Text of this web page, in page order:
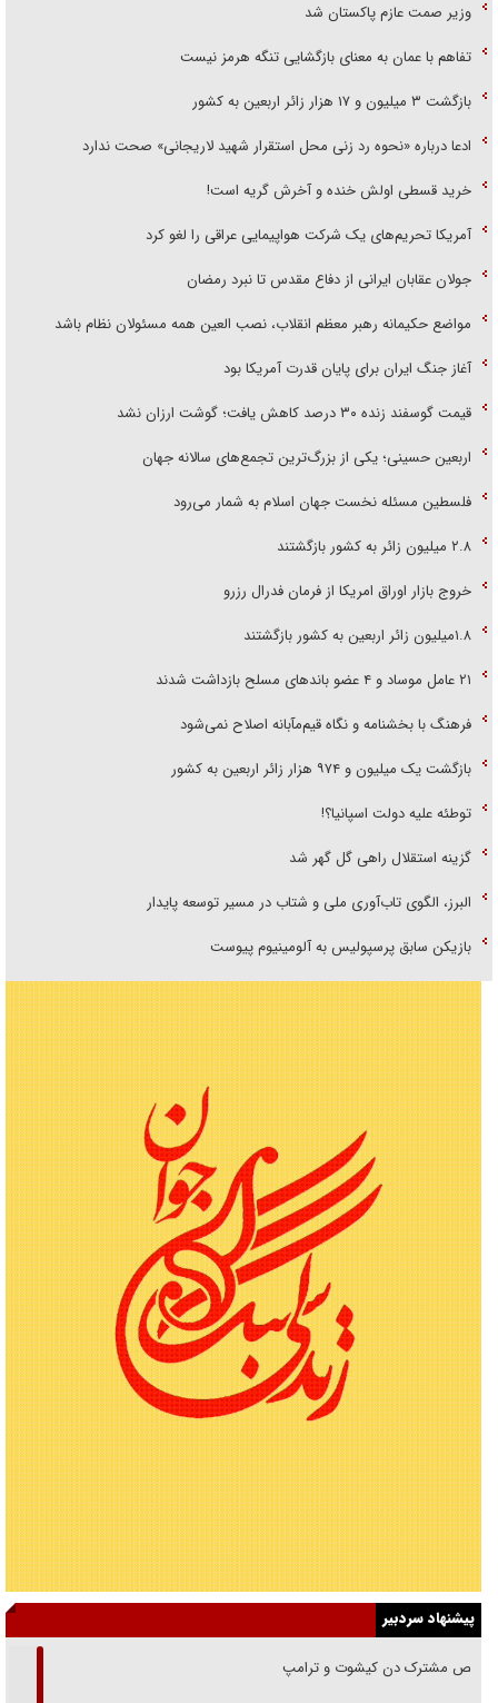
وزیر صمت عازم پاکستان شد
تفاهم با عمان به معنای بازگشایی تنگه هرمز نیست
بازگشت ۳ میلیون و ۱۷ هزار زائر اربعین به کشور
ادعا درباره «نحوه رد زنی محل استقرار شهید لاریجانی» صحت ندارد
خرید قسطی اولش خنده و آخرش گریه است!
آمریکا تحریم‌های یک شرکت هواپیمایی عراقی را لغو کرد
جولان عقابان ایرانی از دفاع مقدس تا نبرد رمضان
مواضع حکیمانه رهبر معظم انقلاب، نصب العین همه مسئولان نظام باشد
آغاز جنگ ایران برای پایان قدرت آمریکا بود
قیمت گوسفند زنده ۳۰ درصد کاهش یافت؛ گوشت ارزان نشد
اربعین حسینی؛ یکی از بزرگ‌ترین تجمع‌های سالانه جهان
فلسطین مسئله نخست جهان اسلام به شمار می‌رود
۲.۸ میلیون زائر به کشور بازگشتند
خروج بازار اوراق امریکا از فرمان فدرال رزرو
۱.۸میلیون زائر اربعین به کشور بازگشتند
۲۱ عامل موساد و ۴ عضو باند‌های مسلح بازداشت شدند
فرهنگ با بخشنامه و نگاه قیم‌مآبانه اصلاح نمی‌شود
بازگشت یک میلیون و ۹۷۴ هزار زائر اربعین به کشور
توطئه علیه دولت اسپانیا؟!
گزینه استقلال راهی گل گهر شد
البرز، الگوی تاب‌آوری ملی و شتاب در مسیر توسعه پایدار
بازیکن سابق پرسپولیس به آلومینیوم پیوست
پیشنهاد سردبیر
رقص مشترک دن کیشوت و ترامپ